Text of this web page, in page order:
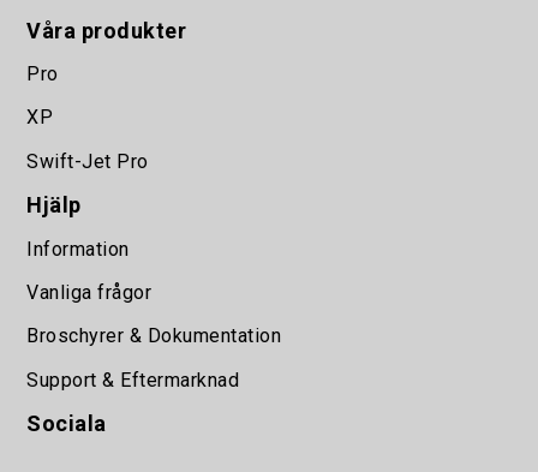
Våra produkter
Pro
XP
Swift-Jet Pro
Hjälp
Information
Vanliga frågor
Broschyrer & Dokumentation
Support & Eftermarknad
Sociala